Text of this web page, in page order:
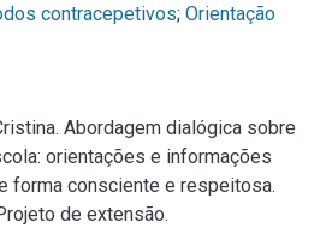
contracepetivos; Orientação
Abordagem dialógica sobre
orientações e informações
forma consciente e respeitosa.
de extensão.